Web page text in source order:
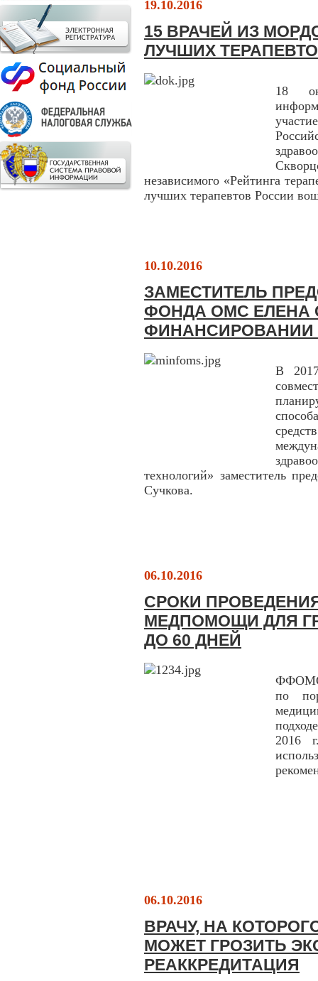
19.10.2016
15 ВРАЧЕЙ ИЗ
ЛУЧШИХ
18
независимого «Рейтинга
лучших терапевтов России
10.10.2016
ЗАМЕСТИТЕЛЬ
ФОНДА ОМС ЕЛЕНА
В
технологий» заместитель
Сучкова.
06.10.2016
СРОКИ
МЕДПОМОЩИ ДЛЯ
ДО 60 ДНЕЙ
ФФОМС
по
2016
06.10.2016
ВРАЧУ, НА
МОЖЕТ ГРОЗИТЬ
РЕАККРЕДИТАЦИЯ